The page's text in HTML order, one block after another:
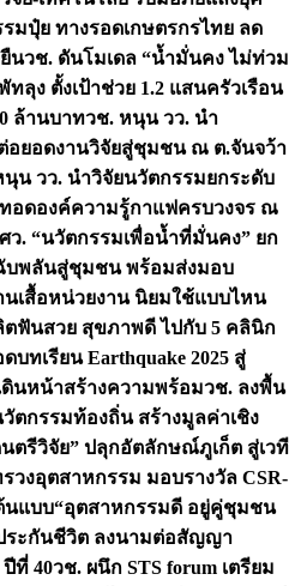
มปุ๋ย ทางรอดเกษตรกรไทย ลด
นวช. ดันโมเดล “น้ำมั่นคง ไม่ท่วม
ลุง ตั้งเป้าช่วย 1.2 แสนครัวเรือน
ล้านบาทวช. หนุน วว. นำ
อยอดงานวิจัยสู่ชุมชน ณ ต.จันจว้า
นุน วว. นำวิจัยนวัตกรรมยกระดับ
อดองค์ความรู้กาแฟครบวงจร ณ
ว. “นวัตกรรมเพื่อน้ำที่มั่นคง” ยก
บพลันสู่ชุมชน พร้อมส่งมอบ
นเสื้อหน่วยงาน นิยมใช้แบบไหน
ตฟันสวย สุขภาพดี ไปกับ 5 คลินิก
บทเรียน Earthquake 2025 สู่
ดินหน้าสร้างความพร้อมวช. ลงพื้น
ตกรรมท้องถิ่น สร้างมูลค่าเชิง
ตรีวิจัย” ปลุกอัตลักษณ์ภูเก็ต สู่เวที
วงอุตสาหกรรม มอบรางวัล CSR-
นแบบ“อุตสาหกรรมดี อยู่คู่ชุมชน
ระกันชีวิต ลงนามต่อสัญญา
ที่ 40วช. ผนึก STS forum เตรียม